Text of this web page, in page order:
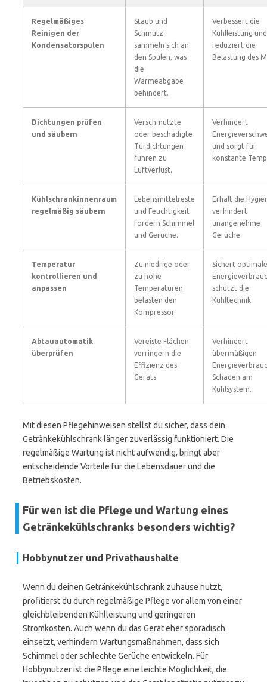
Regelmäßiges
Reinigen der
Kondensatorspulen
Staub und
Schmutz
sammeln sich an
den Spulen, was
die
Wärmeabgabe
behindert.
Verbessert die
Kühlleistung und
reduziert die
Belastung des
Dichtungen prüfen
und säubern
Verschmutzte
oder beschädigte
Türdichtungen
führen zu
Luftverlust.
Verhindert
und sorgt für
konstante
Kühlschrankinnenraum
regelmäßig säubern
Lebensmittelreste
und Feuchtigkeit
fördern Schimmel
und Gerüche.
Erhält die
verhindert
unangenehme
Gerüche.
Temperatur
kontrollieren und
anpassen
Zu niedrige oder
zu hohe
Temperaturen
belasten den
Kompressor.
Sichert
schützt die
Kühltechnik.
Abtauautomatik
überprüfen
Vereiste Flächen
verringern die
Effizienz des
Geräts.
Verhindert
übermäßigen
Schäden am
Kühlsystem.
Mit diesen Pflegehinweisen stellst du sicher, dass dein
Getränkekühlschrank länger zuverlässig funktioniert. Die
regelmäßige Wartung ist nicht aufwendig, bringt aber
entscheidende Vorteile für die Lebensdauer und die
Betriebskosten.
Für wen ist die Pflege und Wartung eines
Getränkekühlschranks besonders wichtig?
Hobbynutzer und Privathaushalte
Wenn du deinen Getränkekühlschrank zuhause nutzt,
profitierst du durch regelmäßige Pflege vor allem von einer
gleichbleibenden Kühlleistung und geringeren
Stromkosten. Auch wenn du das Gerät eher sporadisch
einsetzt, verhindern Wartungsmaßnahmen, dass sich
Schimmel oder schlechte Gerüche entwickeln. Für
Hobbynutzer ist die Pflege eine leichte Möglichkeit, die